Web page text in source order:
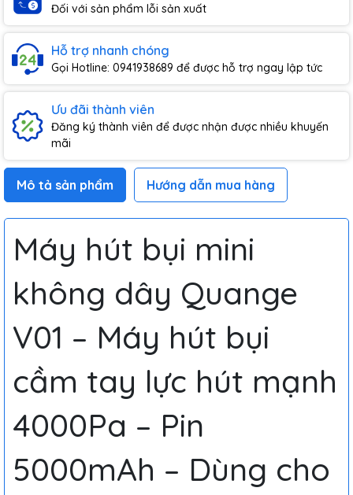
Đối với sản phẩm lỗi sản xuất
Hỗ trợ nhanh chóng
Gọi Hotline: 0941938689 để được hỗ trợ ngay lập tức
Ưu đãi thành viên
Đăng ký thành viên để được nhận được nhiều khuyến
mãi
Mô tả sản phẩm Hướng dẫn mua hàng
Máy hút bụi mini
không dây Quange
V01 – Máy hút bụi
cầm tay lực hút mạnh
4000Pa – Pin
5000mAh – Dùng cho